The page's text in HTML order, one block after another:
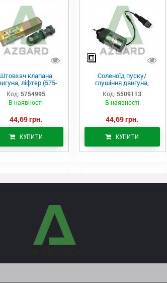
Штовхач клапана
ліфтер (575-
4995)
Код: 5754995
В наявності
44,69 грн.
КУПИТИ
Соленоїд пуску/
глушіння двигуна,
актуатор (550-9113)
Код: 5509113
В наявності
44,69 грн.
КУПИТИ